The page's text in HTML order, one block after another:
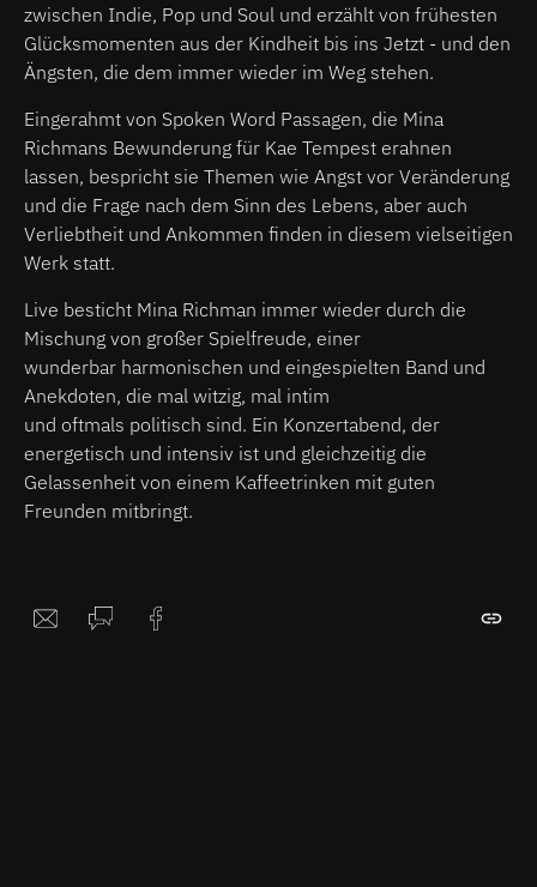
zwischen Indie, Pop und Soul und erzählt von frühesten
Glücksmomenten aus der Kindheit bis ins Jetzt - und den
Ängsten, die dem immer wieder im Weg stehen.
Eingerahmt von Spoken Word Passagen, die Mina
Richmans Bewunderung für Kae Tempest erahnen
lassen, bespricht sie Themen wie Angst vor Veränderung
und die Frage nach dem Sinn des Lebens, aber auch
Verliebtheit und Ankommen finden in diesem vielseitigen
Werk statt.
Live besticht Mina Richman immer wieder durch die
Mischung von großer Spielfreude, einer
wunderbar harmonischen und eingespielten Band und
Anekdoten, die mal witzig, mal intim
und oftmals politisch sind. Ein Konzertabend, der
energetisch und intensiv ist und gleichzeitig die
Gelassenheit von einem Kaffeetrinken mit guten
Freunden mitbringt.